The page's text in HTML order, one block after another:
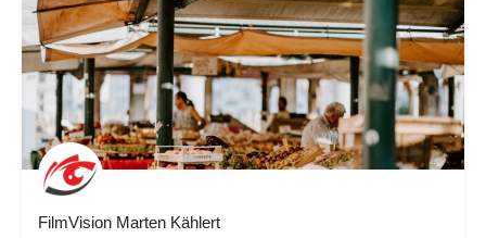
FilmVision Marten Kählert